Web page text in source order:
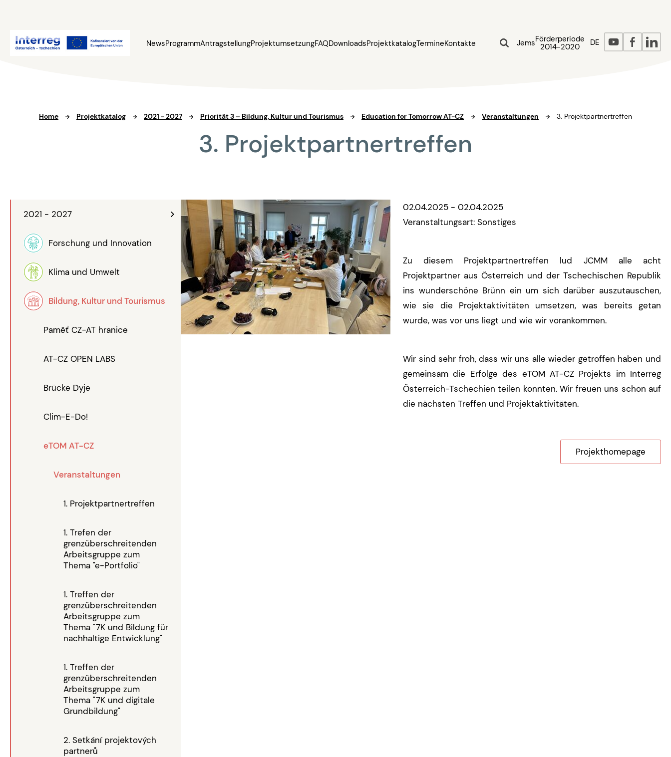
NewsProgrammAntragstellungProjektumsetzungFAQDownloadsProjektkatalogTermineKontakte JemsFörderperiode
2014-2020
DE
Home Projektkatalog 2021 - 2027 Priorität 3 – Bildung, Kultur und Tourismus Education for Tomorrow AT-CZ Veranstaltungen 3. Projektpartnertreffen
3. Projektpartnertreffen
2021 - 2027
Forschung und Innovation
Klima und Umwelt
Bildung, Kultur und Tourismus
Paměť CZ-AT hranice
AT-CZ OPEN LABS
Brücke Dyje
Clim-E-Do!
eTOM AT-CZ
Veranstaltungen
1. Projektpartnertreffen
1. Trefen der
grenzüberschreitenden
Arbeitsgruppe zum
Thema "e-Portfolio"
1. Treffen der
grenzüberschreitenden
Arbeitsgruppe zum
Thema "7K und Bildung für
nachhaltige Entwicklung"
1. Treffen der
grenzüberschreitenden
Arbeitsgruppe zum
Thema "7K und digitale
Grundbildung"
2. Setkání projektových
partnerů
02.04.2025 - 02.04.2025
Veranstaltungsart: Sonstiges
Zu diesem Projektpartnertreffen lud JCMM alle acht
Projektpartner aus Österreich und der Tschechischen Republik
ins wunderschöne Brünn ein um sich darüber auszutauschen,
wie sie die Projektaktivitäten umsetzen, was bereits getan
wurde, was vor uns liegt und wie wir vorankommen.
Wir sind sehr froh, dass wir uns alle wieder getroffen haben und
gemeinsam die Erfolge des eTOM AT-CZ Projekts im Interreg
Österreich-Tschechien teilen konnten. Wir freuen uns schon auf
die nächsten Treffen und Projektaktivitäten.
Projekthomepage